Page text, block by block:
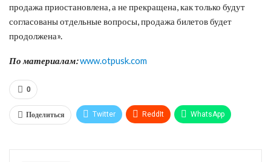
продажа приостановлена, а не прекращена, как только будут
согласованы отдельные вопросы, продажа билетов будет
продолжена».
По материалам:www.otpusk.com
0
Поделиться Twitter ReddIt WhatsApp